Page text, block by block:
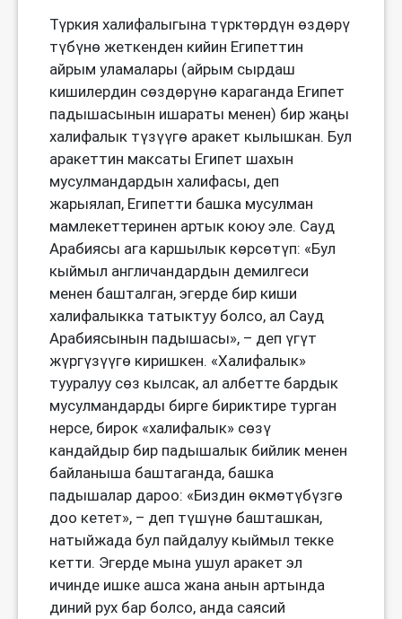
Түркия халифалыгына түрктөрдүн өздөрү
түбүнө жеткенден кийин Египеттин
айрым уламалары (айрым сырдаш
кишилердин сөздөрүнө караганда Египет
падышасынын ишараты менен) бир жаңы
халифалык түзүүгө аракет кылышкан. Бул
аракеттин максаты Египет шахын
мусулмандардын халифасы, деп
жарыялап, Египетти башка мусулман
мамлекеттеринен артык коюу эле. Сауд
Арабиясы ага каршылык көрсөтүп: «Бул
кыймыл англичандардын демилгеси
менен башталган, эгерде бир киши
халифалыкка татыктуу болсо, ал Сауд
Арабиясынын падышасы», – деп үгүт
жүргүзүүгө киришкен. «Халифалык»
тууралуу сөз кылсак, ал албетте бардык
мусулмандарды бирге бириктире турган
нерсе, бирок «халифалык» сөзү
кандайдыр бир падышалык бийлик менен
байланыша баштаганда, башка
падышалар дароо: «Биздин өкмөтүбүзгө
доо кетет», – деп түшүнө башташкан,
натыйжада бул пайдалуу кыймыл текке
кетти. Эгерде мына ушул аракет эл
ичинде ишке ашса жана анын артында
диний рух бар болсо, анда саясий